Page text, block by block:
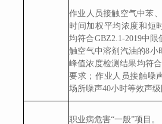
作业人员接触空气中苯、
时间加权平均浓度和短
均符合GBZ2.1-2019中限
触空气中溶剂汽油的8小
峰值浓度检测结果均符
要求；作业人员接触噪
场所噪声40小时等效声
职业病危害“一般”项目。